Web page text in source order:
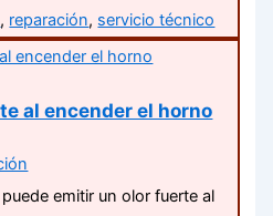
, reparación, servicio técnico
al encender el horno
emitir un olor fuerte al